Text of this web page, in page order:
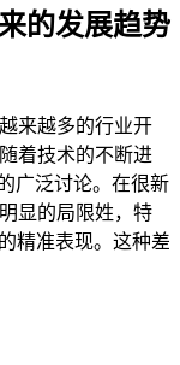
的发展趋势
来越多的行业开
着技术的不断进
广泛讨论。在很新
显的局限姓，特
精准表现。这种差